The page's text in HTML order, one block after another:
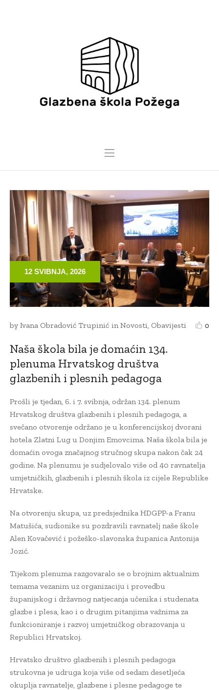
12 SVIBNJA, 2026
0
by Ivana Obradović Trupinić in Novosti Obavijesti
Naša škola bila je domaćin 134.
plenuma Hrvatskog društva
glazbenih i plesnih pedagoga
Prošli je tjedan, 6. i 7. svibnja, održan 134. plenum
Hrvatskog društva glazbenih i plesnih pedagoga, a
svečano otvorenje održano je u konferencijskoj dvorani
hotela Zlatni Lug u Donjim Emovcima. Naša škola bila je
domaćin ovoga značajnog stručnog skupa nakon čak 24
godine. Na plenumu je sudjelovalo više od 40 ravnatelja
umjetničkih, glazbenih i plesnih škola iz cijele Republike
Hrvatske.
Na otvorenju skupa, uz predsjednika HDGPP-a Franu
Matušića, sudionike su pozdravili ravnatelj naše škole
Alen Kovačević i požeško-slavonska županica Antonija
Jozić.
Tijekom plenuma razgovaralo se o brojnim aktualnim
temama vezanim uz organizaciju i provedbu
županijskog i državnog natjecanja učenika i studenata
glazbe i plesa, kao i o drugim pitanjima važnima za
funkcioniranje i razvoj umjetničkog obrazovanja u
Republici Hrvatskoj.
Hrvatsko društvo glazbenih i plesnih pedagoga
strukovna je udruga koja više od sedam desetljeća
okuplja ravnatelje, glazbene i plesne pedagoge te